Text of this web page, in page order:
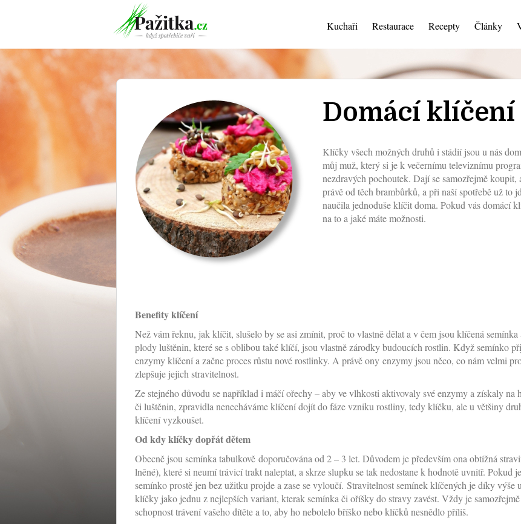
Kuchaři Restaurace Recepty Články
Domácí klíčení
Klíčky všech možných druhů i stádií jsou u nás
můj muž, který si je k večernímu televiznímu
nezdravých pochoutek. Dají se samozřejmě
právě od těch brambůrků, a při naší spotřebě už to
naučila jednoduše klíčit doma. Pokud vás domácí
na to a jaké máte možnosti.
Benefity klíčení
Než vám řeknu, jak klíčit, slušelo by se asi zmínit, proč to vlastně dělat a v čem jsou klíčená
plody luštěnin, které se s oblibou také klíčí, jsou vlastně zárodky budoucích rostlin. Když semínko
enzymy klíčení a začne proces růstu nové rostlinky. A právě ony enzymy jsou něco, co nám velmi
zlepšuje jejich stravitelnost.
Ze stejného důvodu se například i máčí ořechy – aby ve vlhkosti aktivovaly své enzymy a získaly
či luštěnin, zpravidla nenecháváme klíčení dojít do fáze vzniku rostliny, tedy klíčku, ale u většiny
klíčení vyzkoušet.
Od kdy klíčky dopřát dětem
Obecně jsou semínka tabulkově doporučována od 2 – 3 let. Důvodem je především ona obtížná
lněné), které si neumí trávicí trakt naleptat, a skrze slupku se tak nedostane k hodnotě uvnitř. Pokud
semínko prostě jen bez užitku projde a zase se vyloučí. Stravitelnost semínek klíčených je díky výše
klíčky jako jednu z nejlepších variant, kterak semínka či oříšky do stravy zavést. Vždy je
schopnost trávení vašeho dítěte a to, aby ho nebolelo bříško nebo klíčků nesnědlo příliš.